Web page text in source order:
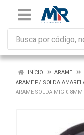
INÍCIO
ARAME
ARAME P/ SOLDA
ARAME SOLDA MIG 0.8MM